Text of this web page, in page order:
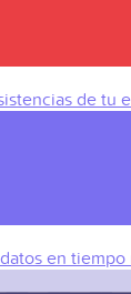
de tu
en